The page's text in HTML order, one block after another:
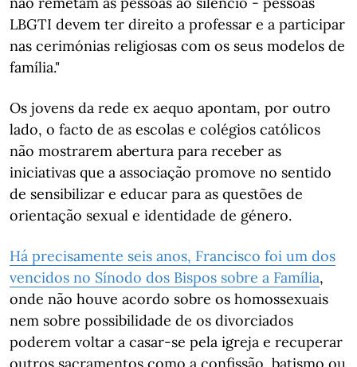
LBGTI devem ter direito a professar e a participar
nas cerimónias religiosas com os seus modelos de
família."
Os jovens da rede ex aequo apontam, por outro
lado, o facto de as escolas e colégios católicos
não mostrarem abertura para receber as
iniciativas que a associação promove no sentido
de sensibilizar e educar para as questões de
orientação sexual e identidade de género.
Há precisamente seis anos, Francisco foi um dos
vencidos no Sínodo dos Bispos sobre a Família,
onde não houve acordo sobre os homossexuais
nem sobre possibilidade de os divorciados
poderem voltar a casar-se pela igreja e recuperar